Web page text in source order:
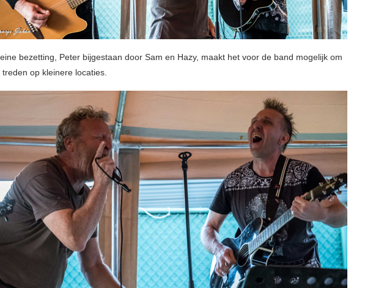
bezetting, Peter bijgestaan door Sam en Hazy, maakt het voor de band mogelijk om
treden op kleinere locaties.